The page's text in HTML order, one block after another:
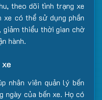
theo dõi tình trạng xe
xe có thể sử dụng phần
giảm thiểu thời gian chờ
hành.
nhân viên quản lý bến
ngày của bến xe. Họ có